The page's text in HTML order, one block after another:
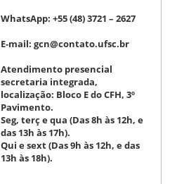
WhatsApp: +55 (48) 3721 – 2627
E-mail: gcn@contato.ufsc.br
Atendimento presencial
secretaria integrada,
localização: Bloco E do CFH, 3º
Pavimento.
Seg, terç e qua (Das 8h às 12h, e
das 13h às 17h).
Qui e sext (Das 9h às 12h, e das
13h às 18h).